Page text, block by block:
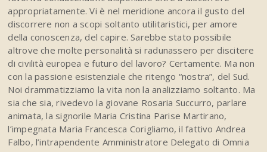
appropriatamente. Vi è nel meridione ancora il gusto del
discorrere non a scopi soltanto utilitaristici, per amore
della conoscenza, del capire. Sarebbe stato possibile
altrove che molte personalità si radunassero per discitere
di civilità europea e futuro del lavoro? Certamente. Ma non
con la passione esistenziale che ritengo “nostra”, del Sud.
Noi drammatizziamo la vita non la analizziamo soltanto. Ma
sia che sia, rivedevo la giovane Rosaria Succurro, parlare
animata, la signorile Maria Cristina Parise Martirano,
l’impegnata Maria Francesca Corigliamo, il fattivo Andrea
Falbo, l’intrapendente Amministratore Delegato di Omnia